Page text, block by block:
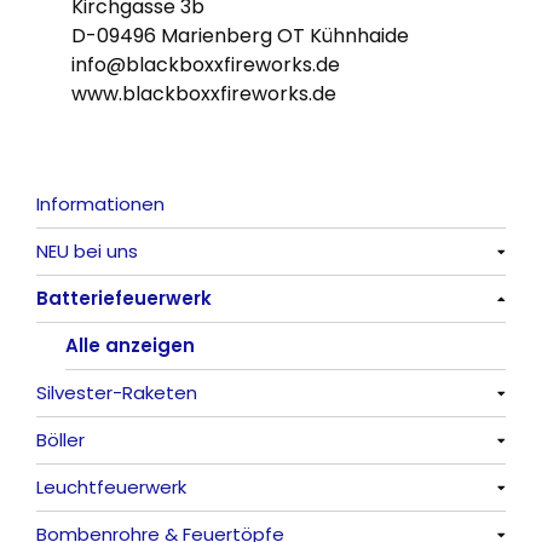
Kirchgasse 3b
D-09496 Marienberg OT Kühnhaide
info@blackboxxfireworks.de
www.blackboxxfireworks.de
Informationen
NEU bei uns
Alle anzeigen
Batteriefeuerwerk
Alle anzeigen
Silvester-Raketen
Alle anzeigen
Böller
Alle anzeigen
China-Böller
Leuchtfeuerwerk
Alle anzeigen
Bombenrohre & Feuertöpfe